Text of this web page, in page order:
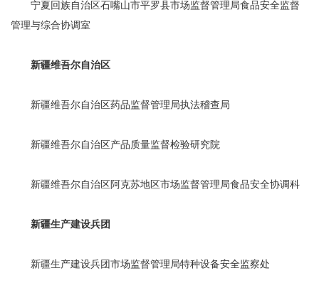
宁夏回族自治区石嘴山市平罗县市场监督管理局食品安全监督
管理与综合协调室
新疆维吾尔自治区
新疆维吾尔自治区药品监督管理局执法稽查局
新疆维吾尔自治区产品质量监督检验研究院
新疆维吾尔自治区阿克苏地区市场监督管理局食品安全协调科
新疆生产建设兵团
新疆生产建设兵团市场监督管理局特种设备安全监察处